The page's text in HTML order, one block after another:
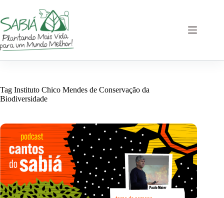
o
conteúdo
Tag Instituto Chico Mendes de Conservação da
Biodiversidade